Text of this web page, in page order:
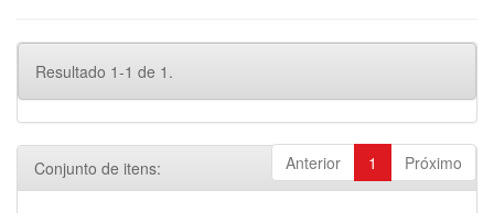
Resultado 1-1 de 1.
Anterior 1 Próximo
Conjunto de itens: